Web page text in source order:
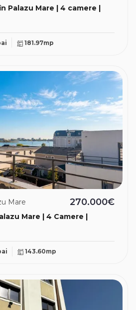
Palazu Mare | 4 camere |
181.97mp
Mare | 4 Camere |
Mare 270.000€
143.60mp